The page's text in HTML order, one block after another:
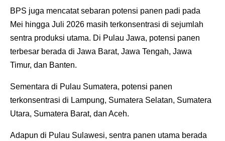
‎BPS juga mencatat sebaran potensi panen padi pada
Mei hingga Juli 2026 masih terkonsentrasi di sejumlah
sentra produksi utama. Di Pulau Jawa, potensi panen
terbesar berada di Jawa Barat, Jawa Tengah, Jawa
Timur, dan Banten.
‎Sementara di Pulau Sumatera, potensi panen
terkonsentrasi di Lampung, Sumatera Selatan, Sumatera
Utara, Sumatera Barat, dan Aceh.
‎Adapun di Pulau Sulawesi, sentra panen utama berada